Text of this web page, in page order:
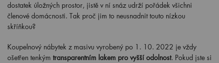
dostatek úložných prostor, jistě v ní snáz udrží pořádek všichni
členové domácnosti. Tak proč jim to neusnadnit touto nízkou
skříňkou?
Koupelnový nábytek z masivu vyrobený po 1 . 10. 2022 je vždy
ošetřen tenkým transparentním lakem pro vyšší odolnost. Pokud jste si